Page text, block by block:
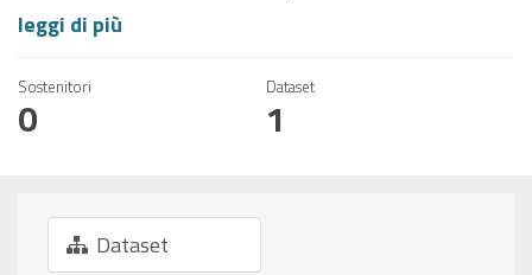
leggi di più
Sostenitori
0
Dataset
1
Dataset